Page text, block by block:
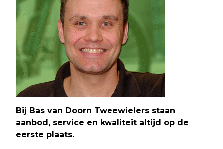
Bij Bas van Doorn Tweewielers staan
aanbod, service en kwaliteit altijd op de
eerste plaats.